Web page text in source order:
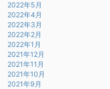
2022年5月
2022年4月
2022年3月
2022年2月
2022年1月
2021年12月
2021年11月
2021年10月
2021年9月